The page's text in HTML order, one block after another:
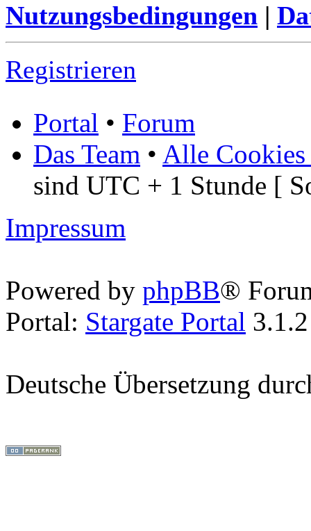
Nutzungsbedingungen |
Registrieren
Portal • Forum
Das Team • Alle Cookies
sind UTC + 1 Stunde [
Impressum
Powered by phpBB®
Portal: Stargate Portal
Deutsche Übersetzung